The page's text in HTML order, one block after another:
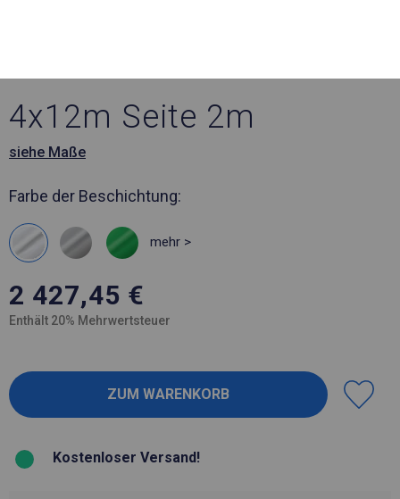
4x12m Seite 2m
siehe Maße
Farbe der Beschichtung:
mehr >
2 427,45 €
Enthält 20% Mehrwertsteuer
Kostenloser Versand!